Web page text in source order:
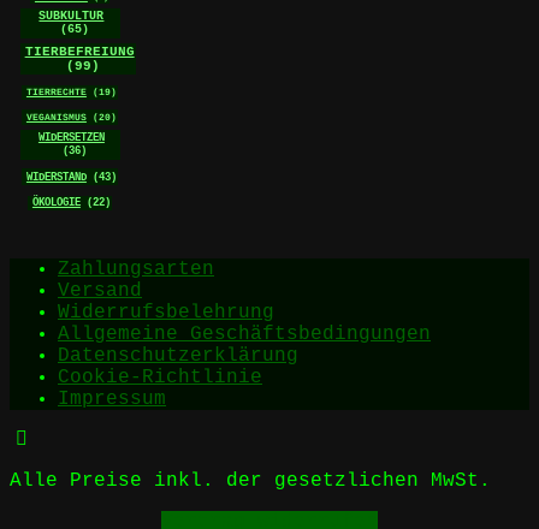
SUBKULTUR
(65)
TIERBEFREIUNG
(99)
TIERRECHTE (19)
VEGANISMUS (20)
WIDERSETZEN
(36)
WIDERSTAND (43)
ÖKOLOGIE (22)
Zahlungsarten
Versand
Widerrufsbelehrung
Allgemeine Geschäftsbedingungen
Datenschutzerklärung
Cookie-Richtlinie
Impressum
Alle Preise inkl. der gesetzlichen MwSt.